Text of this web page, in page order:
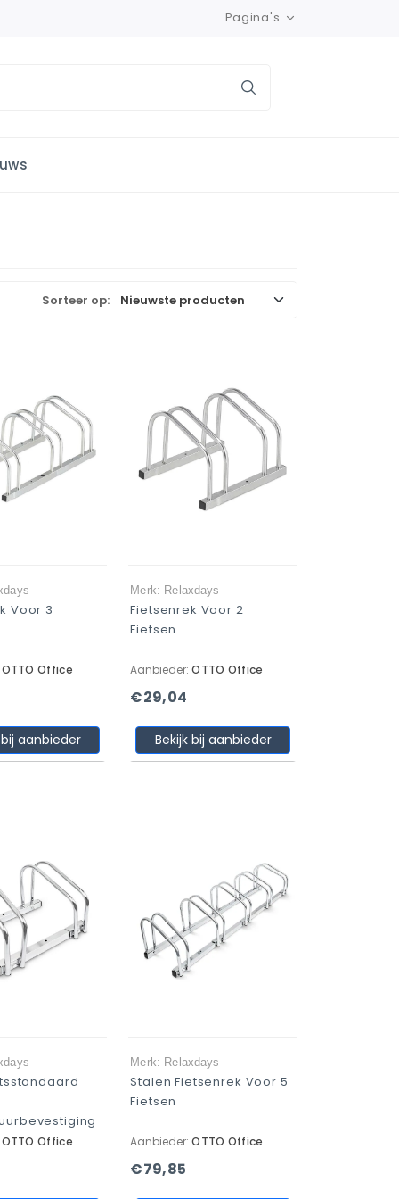
Pagina's
Sorteer op:
Voor 3
OTTO Office
bij aanbieder
Merk: Relaxdays
Fietsenrek Voor 2
Fietsen
Aanbieder:OTTO Office
€29,04
Bekijk bij aanbieder
OTTO Office
Merk: Relaxdays
Stalen Fietsenrek Voor 5
Fietsen
Aanbieder:OTTO Office
€79,85